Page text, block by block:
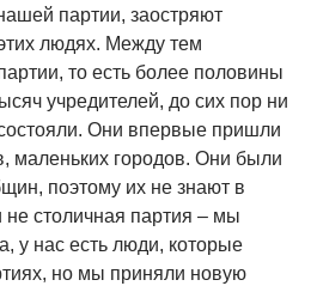
партии, заостряют
людях. Между тем
то есть более половины
учредителей, до сих пор ни
Они впервые пришли
маленьких городов. Они были
поэтому их не знают в
столичная партия – мы
у нас есть люди, которые
но мы приняли новую